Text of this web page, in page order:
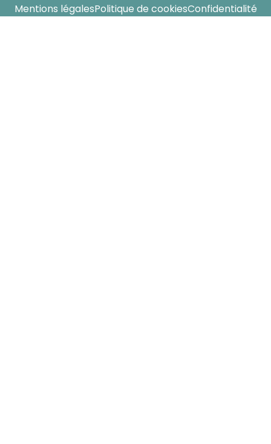
Mentions légalesPolitique de cookiesConfidentialité